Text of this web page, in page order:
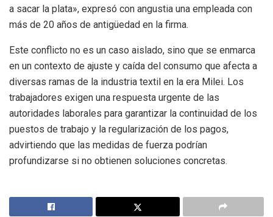
a sacar la plata», expresó con angustia una empleada con
más de 20 años de antigüedad en la firma.
Este conflicto no es un caso aislado, sino que se enmarca
en un contexto de ajuste y caída del consumo que afecta a
diversas ramas de la industria textil en la era Milei. Los
trabajadores exigen una respuesta urgente de las
autoridades laborales para garantizar la continuidad de los
puestos de trabajo y la regularización de los pagos,
advirtiendo que las medidas de fuerza podrían
profundizarse si no obtienen soluciones concretas.